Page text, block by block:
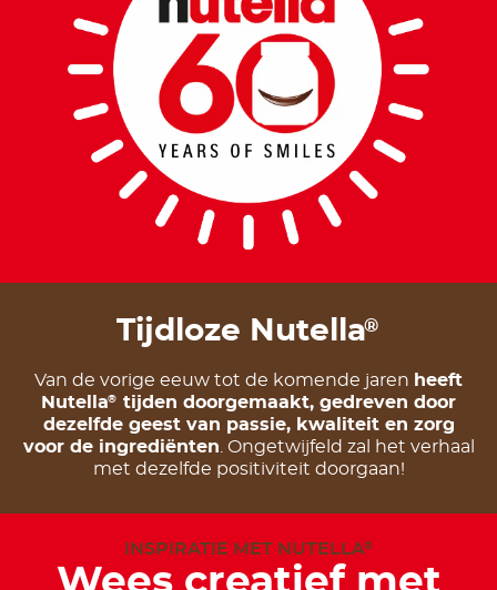
Tijdloze Nutella®
Van de vorige eeuw tot de komende jaren heeft
Nutella® tijden doorgemaakt, gedreven door
dezelfde geest van passie, kwaliteit en zorg
voor de ingrediënten . Ongetwijfeld zal het verhaal
met dezelfde positiviteit doorgaan!
INSPIRATIE MET NUTELLA®